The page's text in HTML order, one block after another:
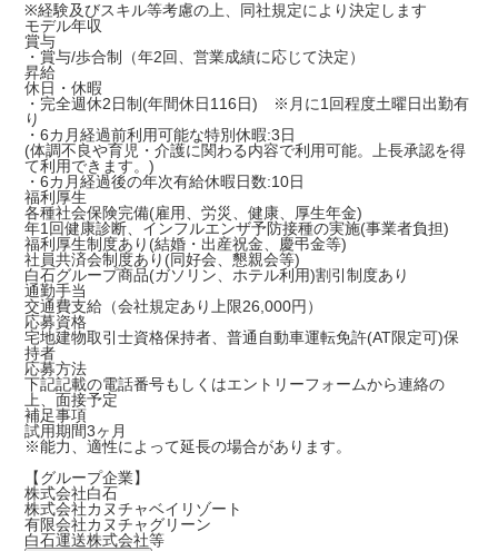
※経験及びスキル等考慮の上、同社規定により決定します
モデル年収
賞与
・賞与/歩合制（年2回、営業成績に応じて決定）
昇給
休日・休暇
・完全週休2日制(年間休日116日) ※月に1回程度土曜日出勤有
り
・6カ月経過前利用可能な特別休暇:3日
(体調不良や育児・介護に関わる内容で利用可能。上長承認を得
て利用できます。)
・6カ月経過後の年次有給休暇日数:10日
福利厚生
各種社会保険完備(雇用、労災、健康、厚生年金)
年1回健康診断、インフルエンザ予防接種の実施(事業者負担)
福利厚生制度あり(結婚・出産祝金、慶弔金等)
社員共済会制度あり(同好会、懇親会等)
白石グループ商品(ガソリン、ホテル利用)割引制度あり
通勤手当
交通費支給（会社規定あり上限26,000円）
応募資格
宅地建物取引士資格保持者、普通自動車運転免許(AT限定可)保
持者
応募方法
下記記載の電話番号もしくはエントリーフォームから連絡の
上、面接予定
補足事項
試用期間3ヶ月
※能力、適性によって延長の場合があります。
【グループ企業】
株式会社白石
株式会社カヌチャベイリゾート
有限会社カヌチャグリーン
白石運送株式会社等